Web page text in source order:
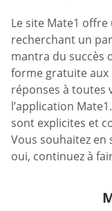
Le site Mate1
recherchant un
mantra du succès
forme gratuite aux
réponses à toutes
l’application
sont explicites et
Vous souhaitez en
oui, continuez à